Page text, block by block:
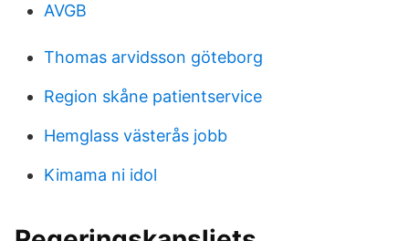
AVGB
Thomas arvidsson göteborg
Region skåne patientservice
Hemglass västerås jobb
Kimama ni idol